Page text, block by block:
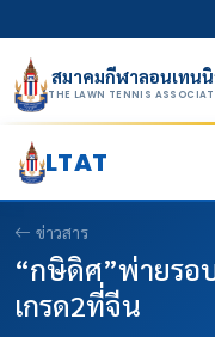
สมาคมกีฬาลอนเทน
THE LAWN TENNIS
LTAT
ข่าวสาร
“กษิดิศ”พ่ายรอ
เกรด2ที่จีน